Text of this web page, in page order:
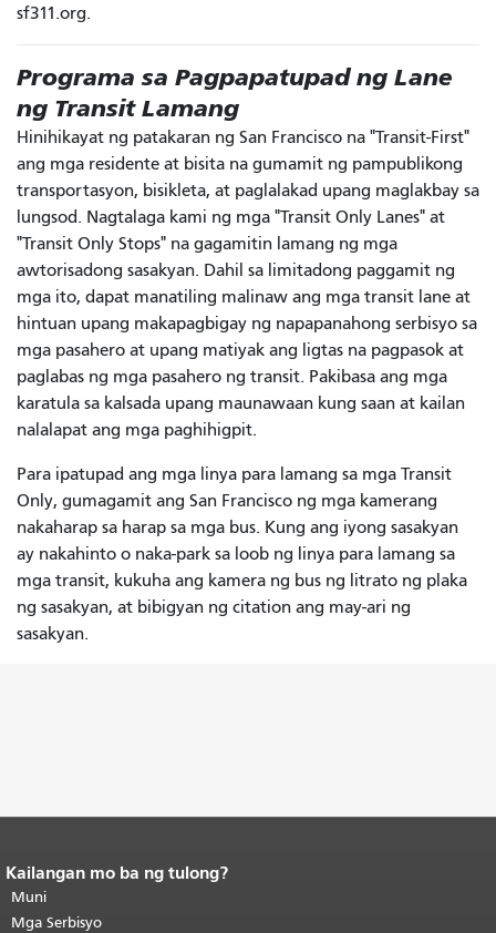
sf311.org.
Programa sa Pagpapatupad ng Lane
ng Transit Lamang
Hinihikayat ng patakaran ng San Francisco na "Transit-First"
ang mga residente at bisita na gumamit ng pampublikong
transportasyon, bisikleta, at paglalakad upang maglakbay sa
lungsod. Nagtalaga kami ng mga "Transit Only Lanes" at
"Transit Only Stops" na gagamitin lamang ng mga
awtorisadong sasakyan. Dahil sa limitadong paggamit ng
mga ito, dapat manatiling malinaw ang mga transit lane at
hintuan upang makapagbigay ng napapanahong serbisyo sa
mga pasahero at upang matiyak ang ligtas na pagpasok at
paglabas ng mga pasahero ng transit. Pakibasa ang mga
karatula sa kalsada upang maunawaan kung saan at kailan
nalalapat ang mga paghihigpit.
Para ipatupad ang mga linya para lamang sa mga Transit
Only, gumagamit ang San Francisco ng mga kamerang
nakaharap sa harap sa mga bus. Kung ang iyong sasakyan
ay nakahinto o naka-park sa loob ng linya para lamang sa
mga transit, kukuha ang kamera ng bus ng litrato ng plaka
ng sasakyan, at bibigyan ng citation ang may-ari ng
sasakyan.
Katapusan ng nilalaman ng
pahina.
pahinang ito ay nauulit sa bawat
Kailangan mo ba ng tulong?
Muni
Mga Serbisyo